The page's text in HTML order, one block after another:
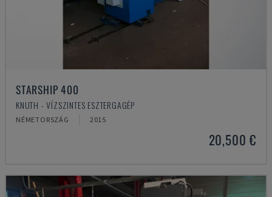
STARSHIP 400
KNUTH - VÍZSZINTES ESZTERGAGÉP
NÉMETORSZÁG 2015
20,500 €